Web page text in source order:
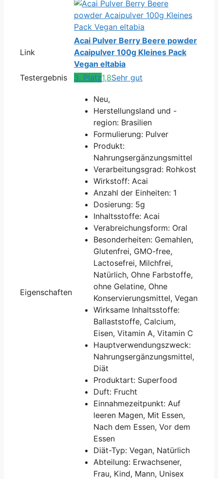
Link
Acai Pulver Berry Beere powder
Acaipulver 100g Kleines Pack
Vegan eltabia
Testergebnis
3. Platz1,8Sehr gut
Eigenschaften
Neu,
Herstellungsland und -
region: Brasilien
Formulierung: Pulver
Produkt:
Nahrungsergänzungsmittel
Verarbeitungsgrad: Rohkost
Wirkstoff: Acai
Anzahl der Einheiten: 1
Dosierung: 5g
Inhaltsstoffe: Acai
Verabreichungsform: Oral
Besonderheiten: Gemahlen,
Glutenfrei, GMO-free,
Lactosefrei, Milchfrei,
Natürlich, Ohne Farbstoffe,
ohne Gelatine, Ohne
Konservierungsmittel, Vegan
Wirksame Inhaltsstoffe:
Ballaststoffe, Calcium,
Eisen, Vitamin A, Vitamin C
Hauptverwendungszweck:
Nahrungsergänzungsmittel,
Diät
Produktart: Superfood
Duft: Frucht
Einnahmezeitpunkt: Auf
leeren Magen, Mit Essen,
Nach dem Essen, Vor dem
Essen
Diät-Typ: Vegan, Natürlich
Abteilung: Erwachsener,
Frau, Kind, Mann, Unisex